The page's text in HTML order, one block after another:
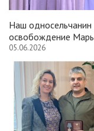
Наш
освобождение
05.06.2026